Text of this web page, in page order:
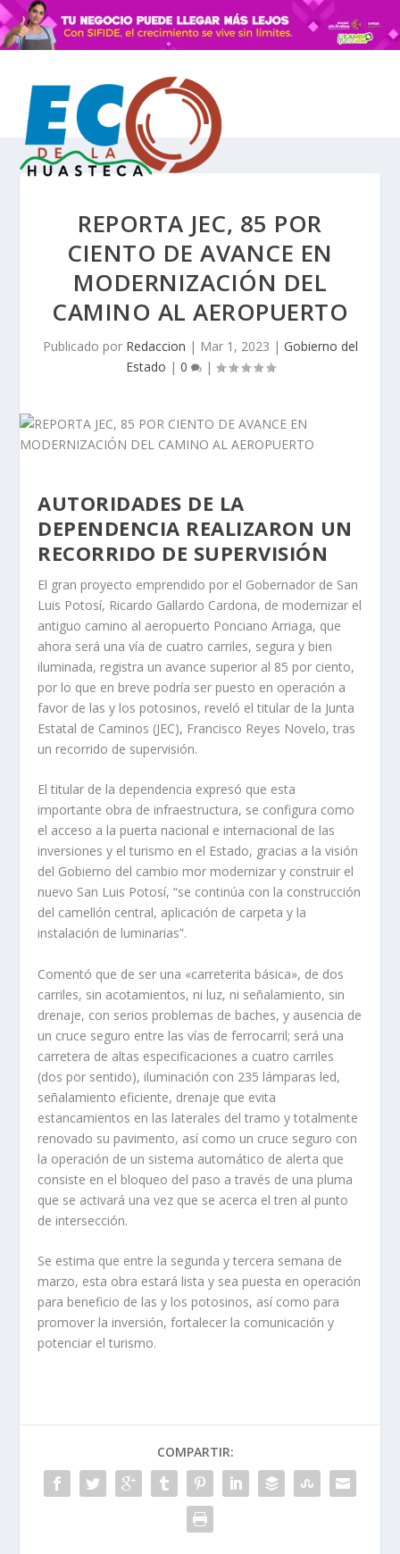
REPORTA JEC, 85 POR
CIENTO DE AVANCE EN
MODERNIZACIÓN DEL
CAMINO AL AEROPUERTO
Publicado por Redaccion | Mar 1, 2023 | Gobierno del
Estado | 0 |
AUTORIDADES DE LA
DEPENDENCIA REALIZARON UN
RECORRIDO DE SUPERVISIÓN
El gran proyecto emprendido por el Gobernador de San
Luis Potosí, Ricardo Gallardo Cardona, de modernizar el
antiguo camino al aeropuerto Ponciano Arriaga, que
ahora será una vía de cuatro carriles, segura y bien
iluminada, registra un avance superior al 85 por ciento,
por lo que en breve podría ser puesto en operación a
favor de las y los potosinos, reveló el titular de la Junta
Estatal de Caminos (JEC), Francisco Reyes Novelo, tras
un recorrido de supervisión.
El titular de la dependencia expresó que esta
importante obra de infraestructura, se configura como
el acceso a la puerta nacional e internacional de las
inversiones y el turismo en el Estado, gracias a la visión
del Gobierno del cambio mor modernizar y construir el
nuevo San Luis Potosí, “se continúa con la construcción
del camellón central, aplicación de carpeta y la
instalación de luminarias”.
Comentó que de ser una «carreterita básica», de dos
carriles, sin acotamientos, ni luz, ni señalamiento, sin
drenaje, con serios problemas de baches, y ausencia de
un cruce seguro entre las vías de ferrocarril; será una
carretera de altas especificaciones a cuatro carriles
(dos por sentido), iluminación con 235 lámparas led,
señalamiento eficiente, drenaje que evita
estancamientos en las laterales del tramo y totalmente
renovado su pavimento, así como un cruce seguro con
la operación de un sistema automático de alerta que
consiste en el bloqueo del paso a través de una pluma
que se activará una vez que se acerca el tren al punto
de intersección.
Se estima que entre la segunda y tercera semana de
marzo, esta obra estará lista y sea puesta en operación
para beneficio de las y los potosinos, así como para
promover la inversión, fortalecer la comunicación y
potenciar el turismo.
COMPARTIR: